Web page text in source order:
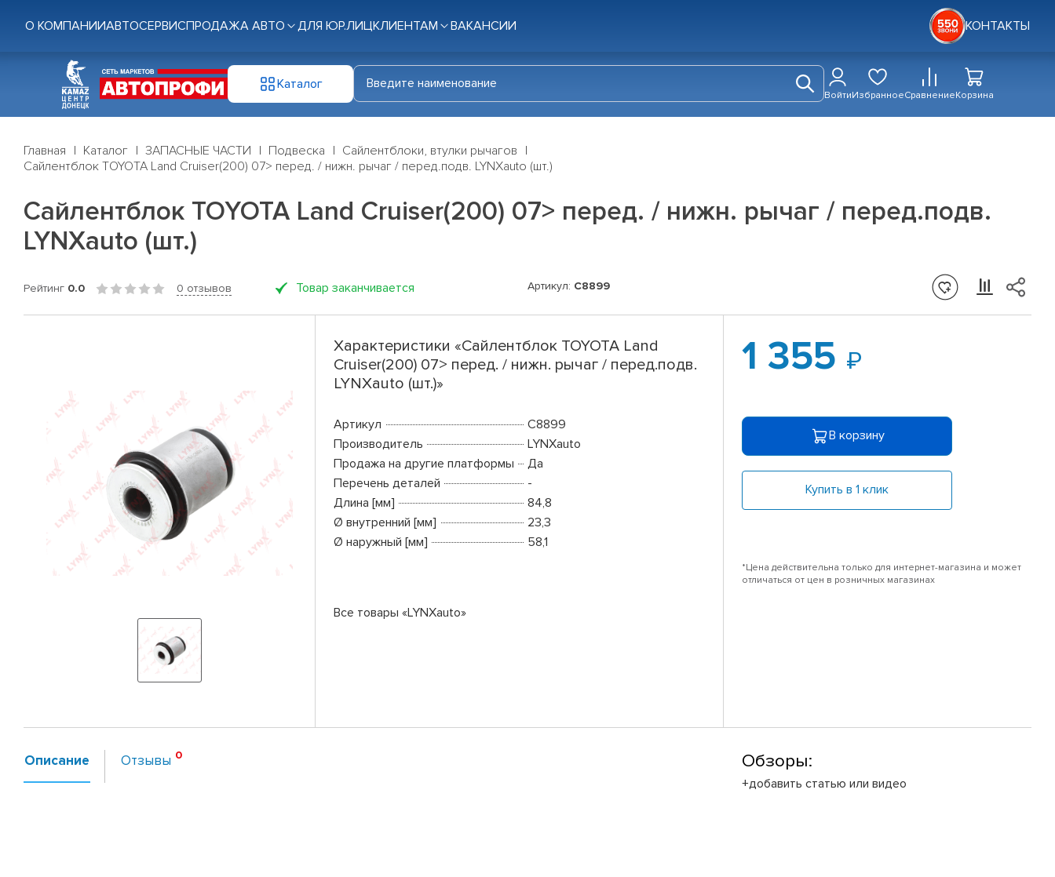
О КОМПАНИИАВТОСЕРВИСПРОДАЖА АВТО ДЛЯ ЮР.ЛИЦКЛИЕНТАМ ВАКАНСИИ КОНТАКТЫ
Каталог
ВойтиИзбранноеСравнениеКорзина
Главная Каталог ЗАПАСНЫЕ ЧАСТИ Подвеска
Сайлентблоки, втулки рычагов
Сайлентблок TOYOTA Land Cruiser(200) 07> перед. / нижн. рычаг / перед.подв. LYNXauto (шт.)
Сайлентблок TOYOTA Land Cruiser(200) 07> перед. / нижн. рычаг / перед.подв.
LYNXauto (шт.)
Рейтинг 0.0 0 отзывов Товар заканчивается Артикул: C8899
Характеристики «Сайлентблок TOYOTA Land
Cruiser(200) 07> перед. / нижн. рычаг / перед.подв.
LYNXauto (шт.)»
Артикул
C8899
Производитель
LYNXauto
Продажа на другие платформы
Да
Перечень деталей
-
Длина [мм]
84,8
Ø внутренний [мм]
23,3
Ø наружный [мм]
58,1
Все товары «LYNXauto»
1 355
В корзину
Купить в 1 клик
*Цена действительна только для интернет-магазина и может
отличаться от цен в розничных магазинах
Описание Отзывы Обзоры:
+добавить статью или видео